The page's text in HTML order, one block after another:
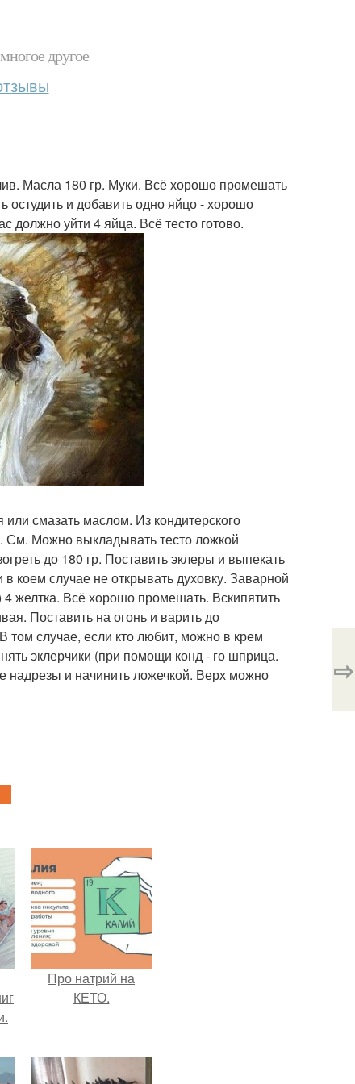
другое
Масла 180 гр. Муки. Всё хорошо промешать
остудить и добавить одно яйцо - хорошо
должно уйти 4 яйца. Всё тесто готово.
смазать маслом. Из кондитерского
См. Можно выкладывать тесто ложкой
до 180 гр. Поставить эклеры и выпекать
коем случае не открывать духовку. Заварной
желтка. Всё хорошо промешать. Вскипятить
Поставить на огонь и варить до
том случае, если кто любит, можно в крем
эклерчики (при помощи конд - го шприца.
надрезы и начинить ложечкой. Верх можно
⇨
Про натрий на
КЕТО.